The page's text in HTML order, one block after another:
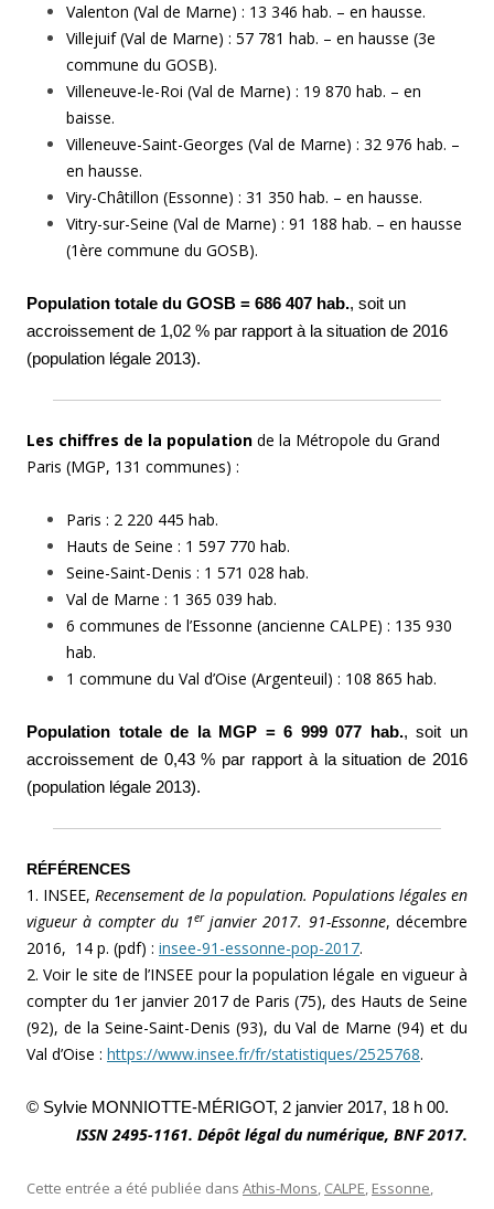
Valenton (Val de Marne) : 13 346 hab. – en hausse.
Villejuif (Val de Marne) : 57 781 hab. – en hausse (3e
commune du GOSB).
Villeneuve-le-Roi (Val de Marne) : 19 870 hab. – en
baisse.
Villeneuve-Saint-Georges (Val de Marne) : 32 976 hab. –
en hausse.
Viry-Châtillon (Essonne) : 31 350 hab. – en hausse.
Vitry-sur-Seine (Val de Marne) : 91 188 hab. – en hausse
(1ère commune du GOSB).
Population totale du GOSB = 686 407 hab., soit un
accroissement de 1,02 % par rapport à la situation de 2016
(population légale 2013).
Les chiffres de la population de la Métropole du Grand
Paris (MGP, 131 communes) :
Paris : 2 220 445 hab.
Hauts de Seine : 1 597 770 hab.
Seine-Saint-Denis : 1 571 028 hab.
Val de Marne : 1 365 039 hab.
6 communes de l’Essonne (ancienne CALPE) : 135 930
hab.
1 commune du Val d’Oise (Argenteuil) : 108 865 hab.
Population totale de la MGP = 6 999 077 hab., soit un
accroissement de 0,43 % par rapport à la situation de 2016
(population légale 2013).
RÉFÉRENCES
1. INSEE, Recensement de la population. Populations légales en
vigueur à compter du 1erjanvier 2017. 91-Essonne, décembre
2016, 14 p. (pdf) : insee-91-essonne-pop-2017.
2. Voir le site de l’INSEE pour la population légale en vigueur à
compter du 1er janvier 2017 de Paris (75), des Hauts de Seine
(92), de la Seine-Saint-Denis (93), du Val de Marne (94) et du
Val d’Oise : https://www.insee.fr/fr/statistiques/2525768.
© Sylvie MONNIOTTE-MÉRIGOT, 2 janvier 2017, 18 h 00.
ISSN 2495-1161. Dépôt légal du numérique, BNF 2017.
Cette entrée a été publiée dans Athis-Mons, CALPE, Essonne,